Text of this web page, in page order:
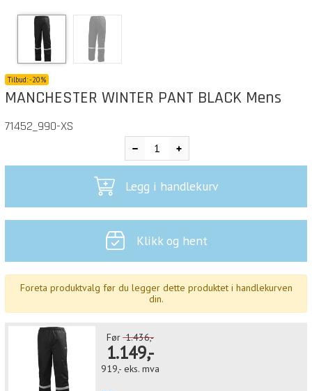
Tilbud:-20%
MANCHESTER WINTER PANT BLACK Mens
71452_990-XS
Legg i handlekurv
Klikk og hent
Foreta produktvalg før du legger dette produktet i handlekurven
din.
Før 1.436,-
1.149,-
919,- eks. mva